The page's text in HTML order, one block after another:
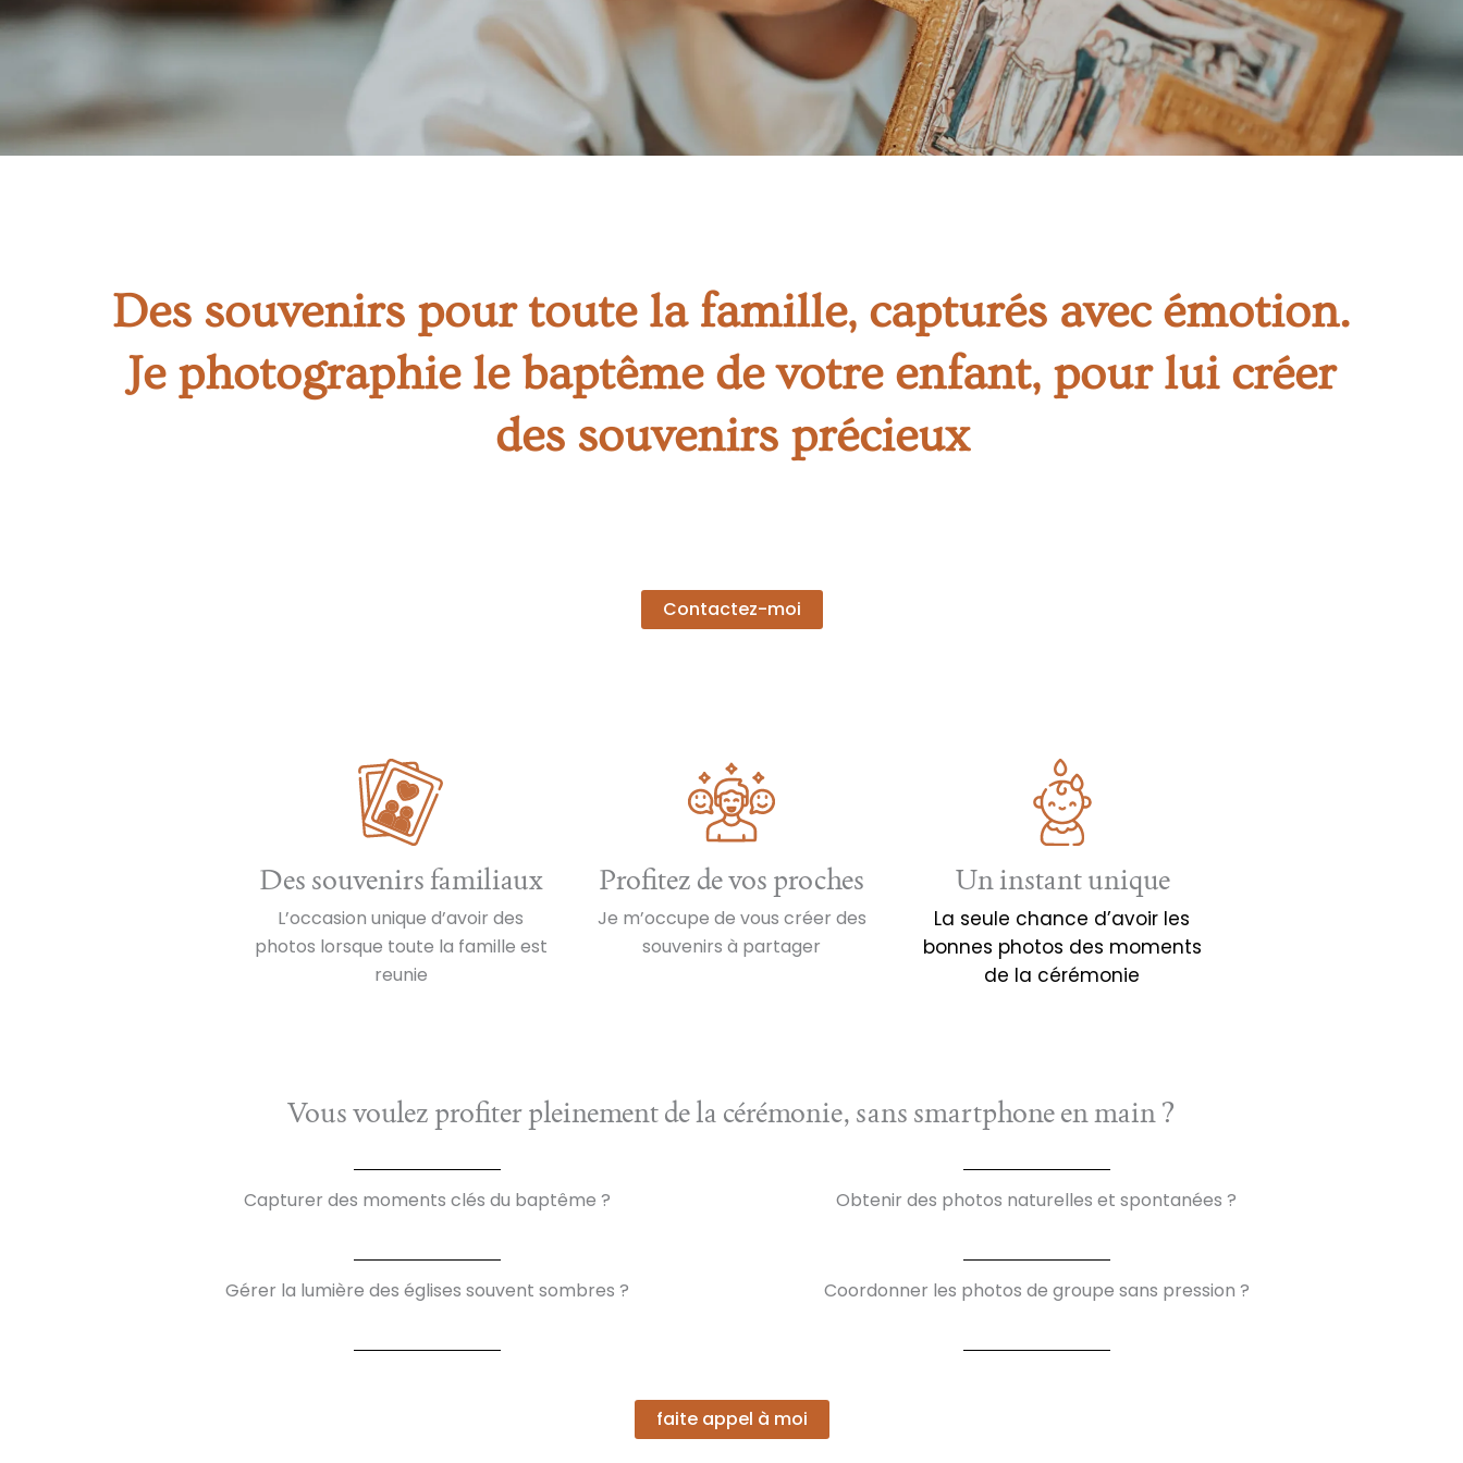
Des souvenirs pour toute la famille, capturés avec émotion.
Je photographie le baptême de votre enfant, pour lui créer
des souvenirs précieux
Contactez-moi
Des souvenirs familiaux
L’occasion unique d’avoir des
photos lorsque toute la famille est
reunie
Profitez de vos proches
Je m’occupe de vous créer des
souvenirs à partager
Un instant unique
La seule chance d’avoir les
bonnes photos des moments
de la cérémonie
Vous voulez profiter pleinement de la cérémonie, sans smartphone en main ?
Capturer des moments clés du baptême ?
Gérer la lumière des églises souvent sombres ?
Obtenir des photos naturelles et spontanées ?
Coordonner les photos de groupe sans pression ?
faite appel à moi